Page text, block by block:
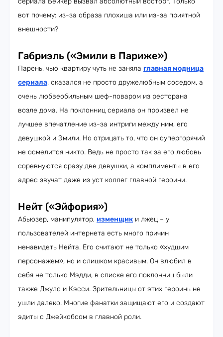
вот почему: из-за образа плохиша или из-за приятной
внешности?
Габриэль («Эмили в Париже»)
Парень, чью квартиру чуть не заняла главная модница
сериала, оказался не просто дружелюбным соседом, а
очень любвеобильным шеф-поваром из ресторана
возле дома. На поклонниц сериала он произвел не
лучшее впечатление из-за интриги между ним, его
девушкой и Эмили. Но отрицать то, что он супергорячий
не осмелится никто. Ведь не просто так за его любовь
соревнуются сразу две девушки, а комплименты в его
адрес звучат даже из уст коллег главной героини.
Нейт («Эйфория»)
Абьюзер, манипулятор, изменщик и лжец – у
пользователей интернета есть много причин
ненавидеть Нейта. Его считают не только «худшим
персонажем», но и слишком красивым. Он влюбил в
себя не только Мэдди, в списке его поклонниц были
также Джулс и Кэсси. Зрительницы от этих героинь не
ушли далеко. Многие фанатки защищают его и создают
эдиты с Джейкобсом в главной роли.